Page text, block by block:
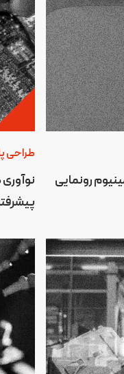
با بدنه آلومینیوم رونمایی
طراحی